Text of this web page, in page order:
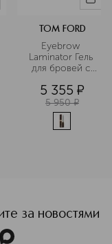
TOM FORD
Eyebrow
Laminator Гель
для бровей с
ламинирования
5 355 ¤
5 950 ¤
за новостями